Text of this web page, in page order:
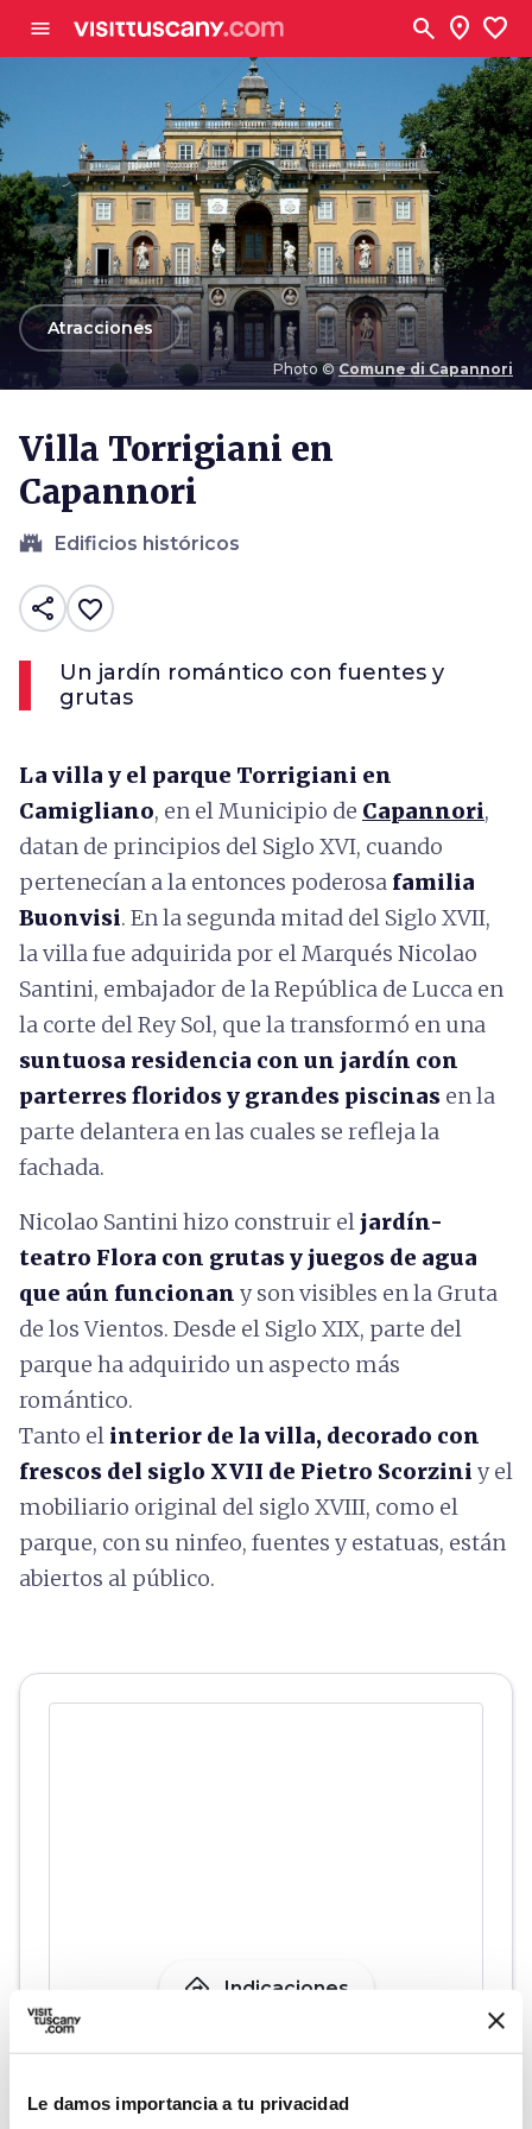
Le damos importancia a tu privacidad
menu search location_on favorite
Photo © Comune di Capannori
arrow_backAtracciones
Villa Torrigiani en
Capannori
castle Edificios históricos
share favorite_border
Un jardín romántico con fuentes y
grutas
La villa y el parque Torrigiani en
Camigliano, en el Municipio de Capannori,
datan de principios del Siglo XVI, cuando
pertenecían a la entonces poderosa familia
Buonvisi. En la segunda mitad del Siglo XVII,
la villa fue adquirida por el Marqués Nicolao
Santini, embajador de la República de Lucca en
la corte del Rey Sol, que la transformó en una
suntuosa residencia con un jardín con
parterres floridos y grandes piscinas en la
parte delantera en las cuales se refleja la
fachada.
Nicolao Santini hizo construir eljardín-
teatro Flora con grutas y juegos de agua
que aún funcionan y son visibles en la Gruta
de los Vientos. Desde el Siglo XIX, parte del
parque ha adquirido un aspecto más
romántico.
Tanto el interior de la villa, decorado con
frescos del siglo XVII de Pietro Scorzini y el
mobiliario original del siglo XVIII, como el
parque, con su ninfeo, fuentes y estatuas, están
abiertos al público.
directions Indicaciones